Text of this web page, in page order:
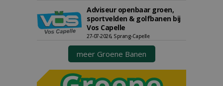
Adviseur openbaar groen,
sportvelden & golfbanen bij
Vos Capelle
27-07-2026, Sprang-Capelle
meer Groene Banen